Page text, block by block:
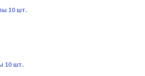
10 шт.
10 шт.